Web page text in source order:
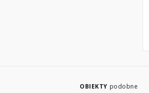
OBIEKTY podobne